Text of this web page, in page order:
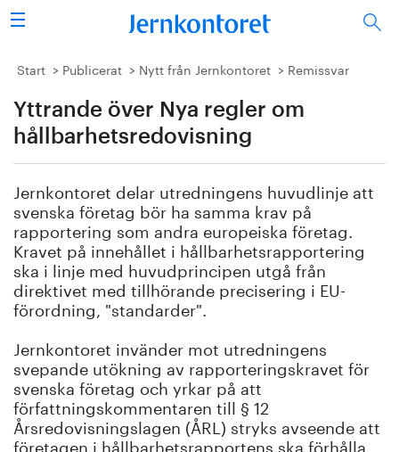
Sök
Stålindustrin
Vision 2050
Energi/miljö
Vi tycker
Publicerat
Om oss
Start Publicerat Nytt från Jernkontoret Remissvar
Yttrande över Nya regler om
hållbarhetsredovisning
Jernkontoret delar utredningens huvudlinje att
svenska företag bör ha samma krav på
rapportering som andra europeiska företag.
Kravet på innehållet i hållbarhetsrapportering
ska i linje med huvudprincipen utgå från
direktivet med tillhörande precisering i EU-
förordning, "standarder".
Jernkontoret invänder mot utredningens
svepande utökning av rapporteringskravet för
svenska företag och yrkar på att
författningskommentaren till § 12
Årsredovisningslagen (ÅRL) stryks avseende att
företagen i hållbarhetsrapportens ska förhålla